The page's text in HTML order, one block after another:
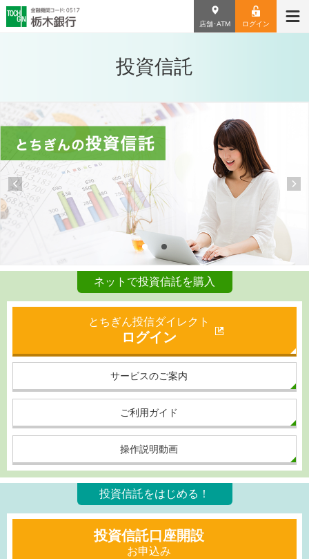
店舗･ATM ログイン
投資信託
ネットで投資信託を購入
とちぎん投信ダイレクト
ログイン
サービスのご案内
ご利用ガイド
操作説明動画
投資信託をはじめる！
投資信託口座開設
お申込み
一覧を見る